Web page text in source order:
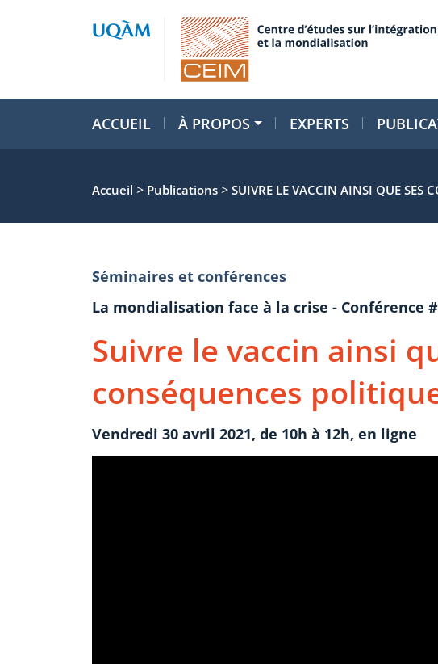
ACCUEIL À PROPOS EXPERTS
Accueil > Publications > SUIVRE LE VACCIN AINSI QUE SES
Séminaires et conférences
La mondialisation face à la crise - Conférence
Suivre le vaccin ainsi
conséquences
Vendredi 30 avril 2021, de 10h à 12h, en ligne